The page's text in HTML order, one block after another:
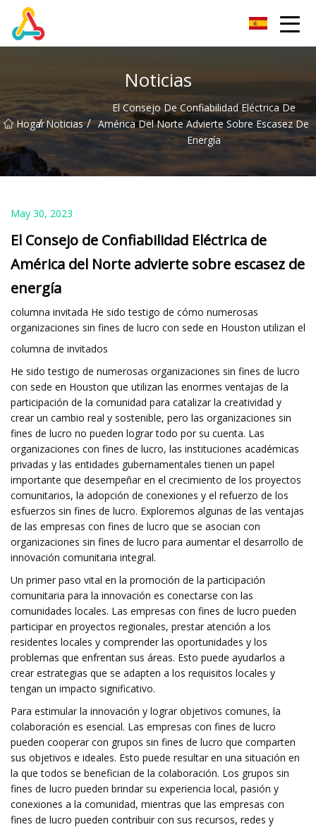
Noticias
Hogar
/ Noticias /
El Consejo De Confiabilidad Eléctrica De
América Del Norte Advierte Sobre Escasez De
Energía
May 30, 2023
El Consejo de Confiabilidad Eléctrica de
América del Norte advierte sobre escasez de
energía
columna invitada He sido testigo de cómo numerosas
organizaciones sin fines de lucro con sede en Houston utilizan el
columna de invitados
He sido testigo de numerosas organizaciones sin fines de lucro
con sede en Houston que utilizan las enormes ventajas de la
participación de la comunidad para catalizar la creatividad y
crear un cambio real y sostenible, pero las organizaciones sin
fines de lucro no pueden lograr todo por su cuenta. Las
organizaciones con fines de lucro, las instituciones académicas
privadas y las entidades gubernamentales tienen un papel
importante que desempeñar en el crecimiento de los proyectos
comunitarios, la adopción de conexiones y el refuerzo de los
esfuerzos sin fines de lucro. Exploremos algunas de las ventajas
de las empresas con fines de lucro que se asocian con
organizaciones sin fines de lucro para aumentar el desarrollo de
innovación comunitaria integral.
Un primer paso vital en la promoción de la participación
comunitaria para la innovación es conectarse con las
comunidades locales. Las empresas con fines de lucro pueden
participar en proyectos regionales, prestar atención a los
residentes locales y comprender las oportunidades y los
problemas que enfrentan sus áreas. Esto puede ayudarlos a
crear estrategias que se adapten a los requisitos locales y
tengan un impacto significativo.
Para estimular la innovación y lograr objetivos comunes, la
colaboración es esencial. Las empresas con fines de lucro
pueden cooperar con grupos sin fines de lucro que comparten
sus objetivos e ideales. Esto puede resultar en una situación en
la que todos se benefician de la colaboración. Los grupos sin
fines de lucro pueden brindar su experiencia local, pasión y
conexiones a la comunidad, mientras que las empresas con
fines de lucro pueden contribuir con sus recursos, redes y